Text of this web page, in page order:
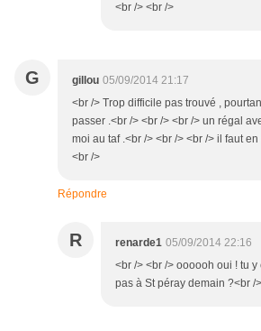
<br /> <br />
G gillou 05/09/2014 21:17
<br /> Trop difficile pas trouvé ,
passer .<br /> <br /> <br /> un régal
moi au taf .<br /> <br /> <br /> il faut
<br />
Répondre
R renarde1 05/09/2014 22:16
<br /> <br /> oooooh oui ! tu
pas à St péray demain ?<br /